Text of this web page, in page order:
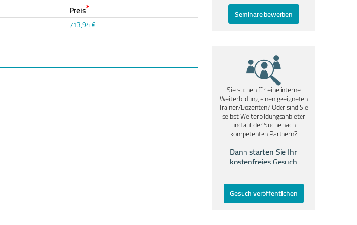
Preis*
713,94 €
Seminare bewerben
Sie suchen für eine interne
Weiterbildung einen geeigneten
Trainer/Dozenten? Oder sind Sie
selbst Weiterbildungsanbieter
und auf der Suche nach
kompetenten Partnern?
Dann starten Sie Ihr
kostenfreies Gesuch
Gesuch veröffentlichen